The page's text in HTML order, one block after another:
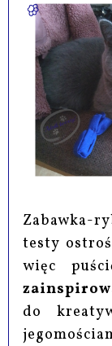
Zabawka-
testy
więc
do